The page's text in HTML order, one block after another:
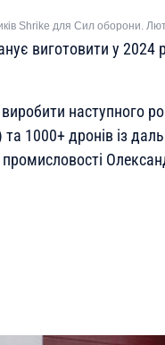
Shrike для Сил оборони.
виготовити у 2024
наступного
та 1000+ дронів із
промисловості